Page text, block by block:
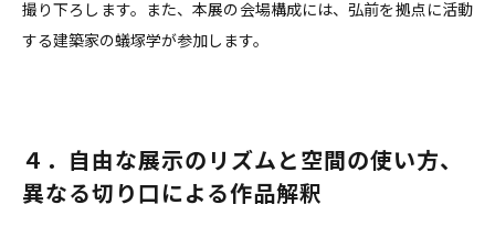
撮り下ろします。また、本展の会場構成には、弘前を拠点に活動
する建築家の蟻塚学が参加します。
４．自由な展示のリズムと空間の使い方、
異なる切り口による作品解釈